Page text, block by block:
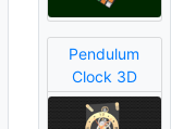
Pendulum
Clock 3D